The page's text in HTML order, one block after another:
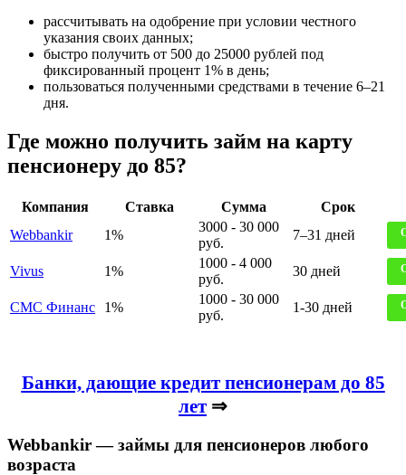
рассчитывать на одобрение при условии честного
указания своих данных;
быстро получить от 500 до 25000 рублей под
фиксированный процент 1% в день;
пользоваться полученными средствами в течение 6–21
дня.
Где можно получить займ на карту
пенсионеру до 85?
Компания Ставка Сумма
Срок
Webbankir
1%
3000 - 30 000
руб.
7–31 дней
Vivus 1%
1000 - 4 000
руб.
30 дней
СМС Финанс 1%
1000 - 30 000
руб.
1-30 дней
Банки, дающие кредит пенсионерам до 85
лет ⇒
Webbankir — займы для пенсионеров любого
возраста